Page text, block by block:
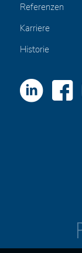
Referenzen
Karriere
Historie